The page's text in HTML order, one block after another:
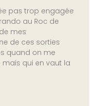
pas trop engagée
au Roc de
mes
de ces sorties
quand on me
qui en vaut la